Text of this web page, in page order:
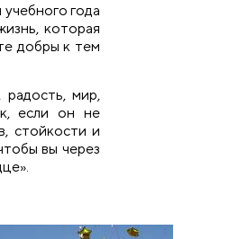
года
которая
добры к тем
радость, мир,
если он не
стойкости и
вы через